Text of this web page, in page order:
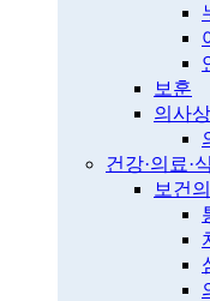
보훈
의사
건강·의료·
보건